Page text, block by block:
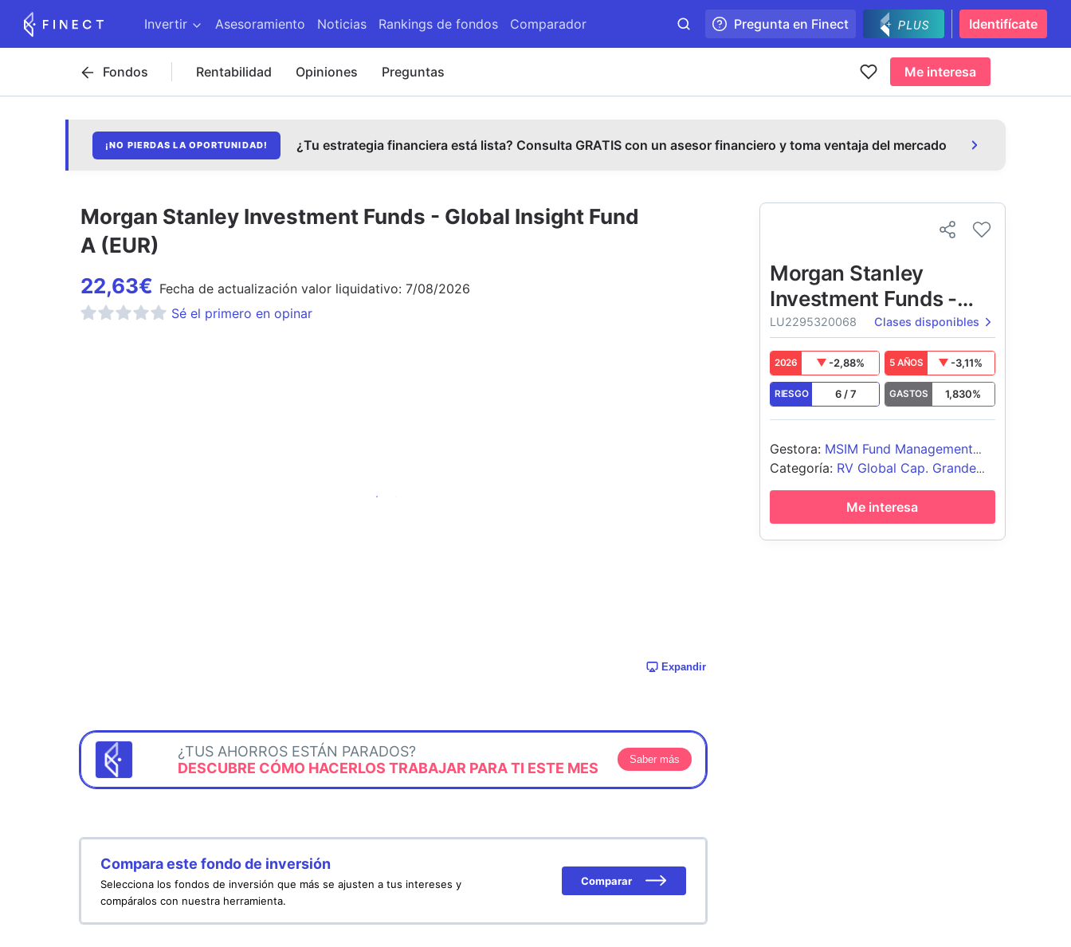
Invertir Asesoramiento Noticias Rankings de fondos Comparador Pregunta en Finect Identifícate
Fondos Rentabilidad Opiniones Preguntas Me interesa
¡NO PIERDAS LA OPORTUNIDAD! ¿Tu estrategia financiera está lista? Consulta GRATIS con un asesor financiero y toma ventaja del mercado
Morgan Stanley Investment Funds - Global Insight Fund
A (EUR)
22,63€ Fecha de actualización valor liquidativo: 7/08/2026
Sé el primero en opinar
Expandir
¿TUS AHORROS ESTÁN PARADOS?
DESCUBRE CÓMO HACERLOS TRABAJAR PARA TI ESTE MES
Saber más
Compara este fondo de inversión
Selecciona los fondos de inversión que más se ajusten a tus intereses y
compáralos con nuestra herramienta.
Comparar
Morgan Stanley
Investment Funds -
Global Insight Fund
LU2295320068 Clases disponibles
2026 -2,88% 5 AÑOS -3,11%
RIESGO 6/7 GASTOS 1,830%
Gestora: MSIM Fund Management
(Ireland) Limited
Categoría: RV Global Cap. Grande
Growth
Me interesa